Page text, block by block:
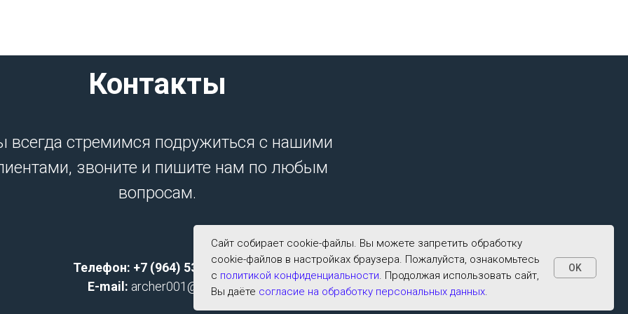
Контакты
всегда стремимся подружиться с нашими
звоните и пишите нам по любым
вопросам.
Телефон: +7 (964) 533-2591;
E-mail: archer001@list.ru
Сайт собирает cookie-файлы. Вы можете запретить обработку
cookie-файлов в настройках браузера. Пожалуйста, ознакомьтесь
с политикой конфиденциальности. Продолжая использовать сайт,
Вы даёте согласие на обработку персональных данных.
OK